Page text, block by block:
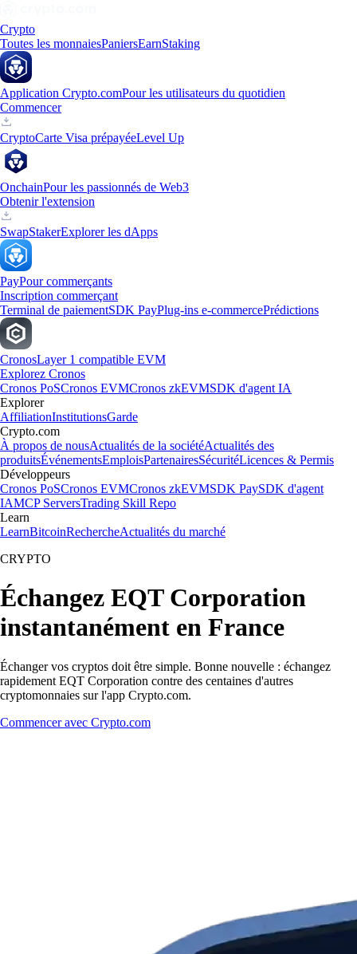
Crypto
Toutes les monnaiesPaniersEarnStaking
Application Crypto.comPour les utilisateurs du quotidien
Commencer
CryptoCarte Visa prépayéeLevel Up
OnchainPour les passionnés de Web3
Obtenir l'extension
SwapStakerExplorer les dApps
PayPour commerçants
Inscription commerçant
Terminal de paiementSDK PayPlug-ins e-commercePrédictions
CronosLayer 1 compatible EVM
Explorez Cronos
Cronos PoSCronos EVMCronos zkEVMSDK d'agent IA
Explorer
AffiliationInstitutionsGarde
Crypto.com
À propos de nousActualités de la sociétéActualités des
produitsÉvénementsEmploisPartenairesSécuritéLicences & Permis
Développeurs
Cronos PoSCronos EVMCronos zkEVMSDK PaySDK d'agent
IAMCP ServersTrading Skill Repo
Learn
LearnBitcoinRechercheActualités du marché
CRYPTO
Échangez EQT Corporation
instantanément en France
Échanger vos cryptos doit être simple. Bonne nouvelle : échangez
rapidement EQT Corporation contre des centaines d'autres
cryptomonnaies sur l'app Crypto.com.
Commencer avec Crypto.com